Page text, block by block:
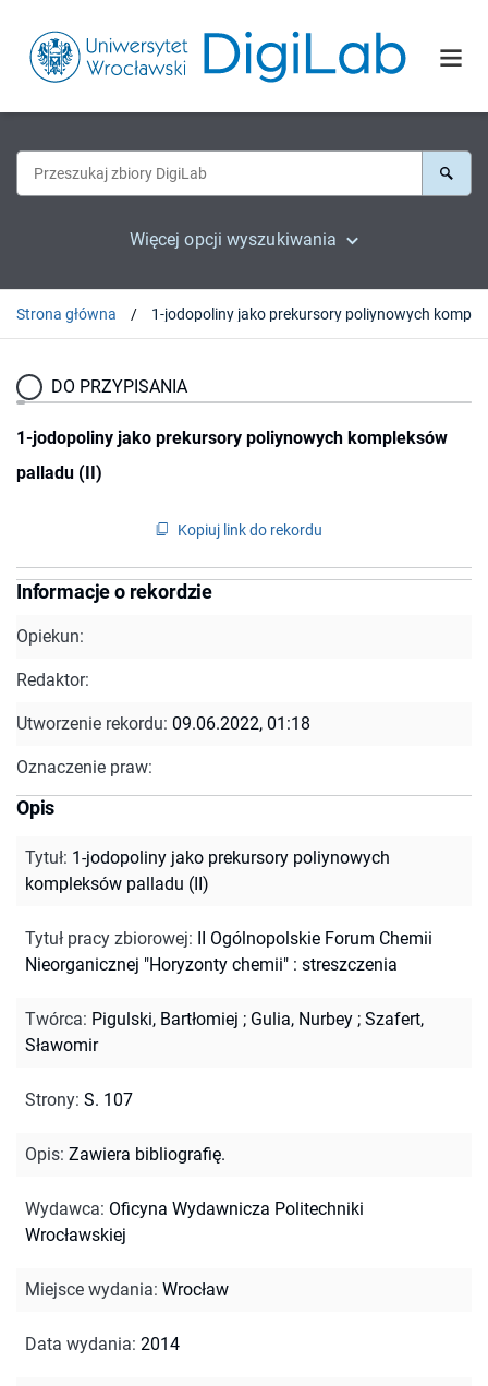
Więcej opcji wyszukiwania
Strona główna
DO PRZYPISANIA
1-jodopoliny jako prekursory poliynowych kompleksów
palladu (II)
Kopiuj link do rekordu
Informacje o rekordzie
Opiekun:
Redaktor:
Utworzenie rekordu: 09.06.2022, 01:18
Oznaczenie praw:
Opis
Tytuł: 1-jodopoliny jako prekursory poliynowych
kompleksów palladu (II)
Tytuł pracy zbiorowej: II Ogólnopolskie Forum Chemii
Nieorganicznej "Horyzonty chemii" : streszczenia
Twórca: Pigulski, Bartłomiej ; Gulia, Nurbey ; Szafert,
Sławomir
Strony: S. 107
Opis: Zawiera bibliografię.
Wydawca: Oficyna Wydawnicza Politechniki
Wrocławskiej
Miejsce wydania: Wrocław
Data wydania: 2014